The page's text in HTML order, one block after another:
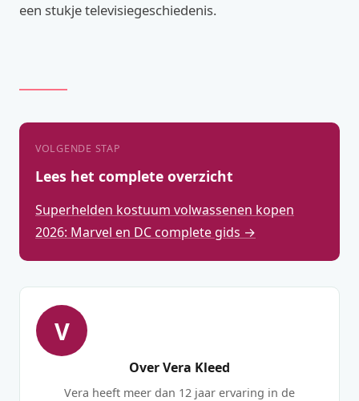
een stukje televisiegeschiedenis.
VOLGENDE STAP
Lees het complete overzicht
Superhelden kostuum volwassenen kopen
2026: Marvel en DC complete gids →
V
Over Vera Kleed
Vera heeft meer dan 12 jaar ervaring in de